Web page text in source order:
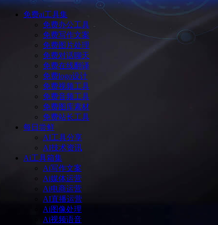
免费ai工具集
免费办公工具
免费写作文案
免费图片处理
免费对话聊天
免费在线翻译
免费logo设计
免费视频工具
免费音频工具
免费图库素材
免费站长工具
每日尝鲜
AI工具分享
AI技术资讯
Ai工具箱集
Ai写作文案
Ai媒体运营
Ai电商运营
AI直播运营
Ai图像处理
Ai视频语音